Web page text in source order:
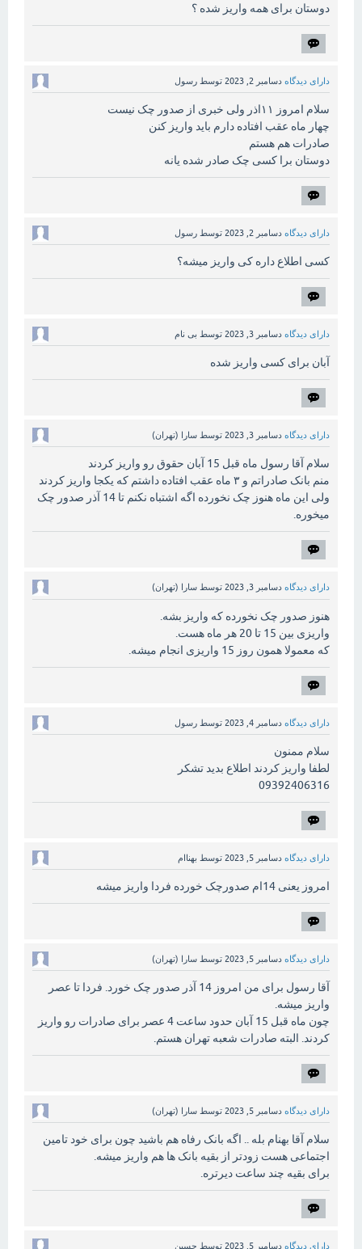
دوستان برای همه واریز شده ؟
دارای دیدگاه دسامبر 2, 2023 توسط رسول
سلام امروز ۱۱اذر ولی خبری از صدور چک نیست
چهار ماه عقب افتاده دارم باید واریز کنن
صادرات هم هستم
دوستان برا کسی چک صادر شده یانه
دارای دیدگاه دسامبر 2, 2023 توسط رسول
کسی اطلاع داره کی واریز میشه؟
دارای دیدگاه دسامبر 3, 2023 توسط بی نام
آبان برای کسی واریز شده
دارای دیدگاه دسامبر 3, 2023 توسط سارا (تهران)
سلام آقا رسول ماه قبل 15 آبان حقوق رو واریز کردند
منم بانک صادراتم و ۳ ماه عقب افتاده داشتم که یکجا واریز کردند
ولی این ماه هنوز چک نخورده اگه اشتباه نکنم تا 14 آذر صدور چک
میخوره.
دارای دیدگاه دسامبر 3, 2023 توسط سارا (تهران)
هنوز صدور چک نخورده که واریز بشه.
واریزی بین 15 تا 20 هر ماه هست.
که معمولا همون روز 15 واریزی انجام میشه.
دارای دیدگاه دسامبر 4, 2023 توسط رسول
سلام ممنون
لطفا واریز کردند اطلاع بدید تشکر
09392406316
دارای دیدگاه دسامبر 5, 2023 توسط بهناام
امروز یعنی 14ام صدورچک خورده فردا واریز میشه
دارای دیدگاه دسامبر 5, 2023 توسط سارا (تهران)
آقا رسول برای من امروز 14 آذر صدور چک خورد. فردا تا عصر
واریز میشه.
چون ماه قبل 15 آبان حدود ساعت 4 عصر برای صادرات رو واریز
کردند. البته صادرات شعبه تهران هستم.
دارای دیدگاه دسامبر 5, 2023 توسط سارا (تهران)
سلام آقا بهنام بله .. اگه بانک رفاه هم باشید چون برای خود تامین
اجتماعی هست زودتر از بقیه بانک ها هم واریز میشه.
برای بقیه چند ساعت دیرتره.
دارای دیدگاه دسامبر 5, 2023 توسط حسین